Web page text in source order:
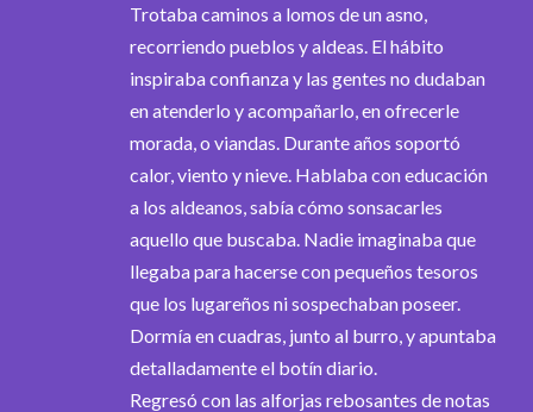
Trotaba caminos a lomos de un asno,
recorriendo pueblos y aldeas. El hábito
inspiraba confianza y las gentes no dudaban
en atenderlo y acompañarlo, en ofrecerle
morada, o viandas. Durante años soportó
calor, viento y nieve. Hablaba con educación
a los aldeanos, sabía cómo sonsacarles
aquello que buscaba. Nadie imaginaba que
llegaba para hacerse con pequeños tesoros
que los lugareños ni sospechaban poseer.
Dormía en cuadras, junto al burro, y apuntaba
detalladamente el botín diario.
Regresó con las alforjas rebosantes de notas